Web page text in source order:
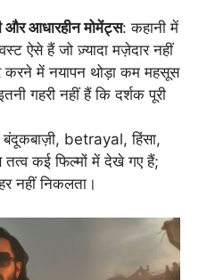
और आधारहीन मोमेंट्स: कहानी में
ऐसे हैं जो ज़्यादा मज़ेदार नहीं
करने में नयापन थोड़ा कम महसूस
गहरी नहीं हैं कि दर्शक पूरी
betrayal, हिंसा,
कई फिल्मों में देखे गए हैं;
नहीं निकलता।